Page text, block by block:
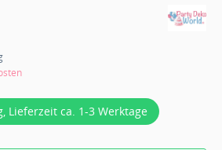
Lieferzeit ca. 1-3 Werktage